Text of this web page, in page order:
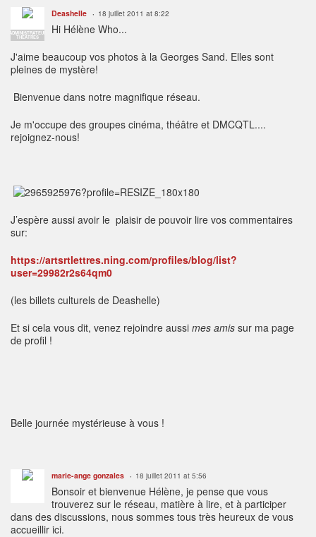
ADMINISTRATEUR
THÉÂTRES
Deashelle 18 juillet 2011 at 8:22
Hi Hélène Who...
J'aime beaucoup vos photos à la Georges Sand. Elles sont
pleines de mystère!
Bienvenue dans notre magnifique réseau.
Je m'occupe des groupes cinéma, théâtre et DMCQTL....
rejoignez-nous!
J’espère aussi avoir le plaisir de pouvoir lire vos commentaires
sur:
https://artsrtlettres.ning.com/profiles/blog/list?
user=29982r2s64qm0
(les billets culturels de Deashelle)
Et si cela vous dit, venez rejoindre aussi mes amis sur ma page
de profil !
Belle journée mystérieuse à vous !
marie-ange gonzales 18 juillet 2011 at 5:56
Bonsoir et bienvenue Hélène, je pense que vous
trouverez sur le réseau, matière à lire, et à participer
dans des discussions, nous sommes tous très heureux de vous
accueillir ici.